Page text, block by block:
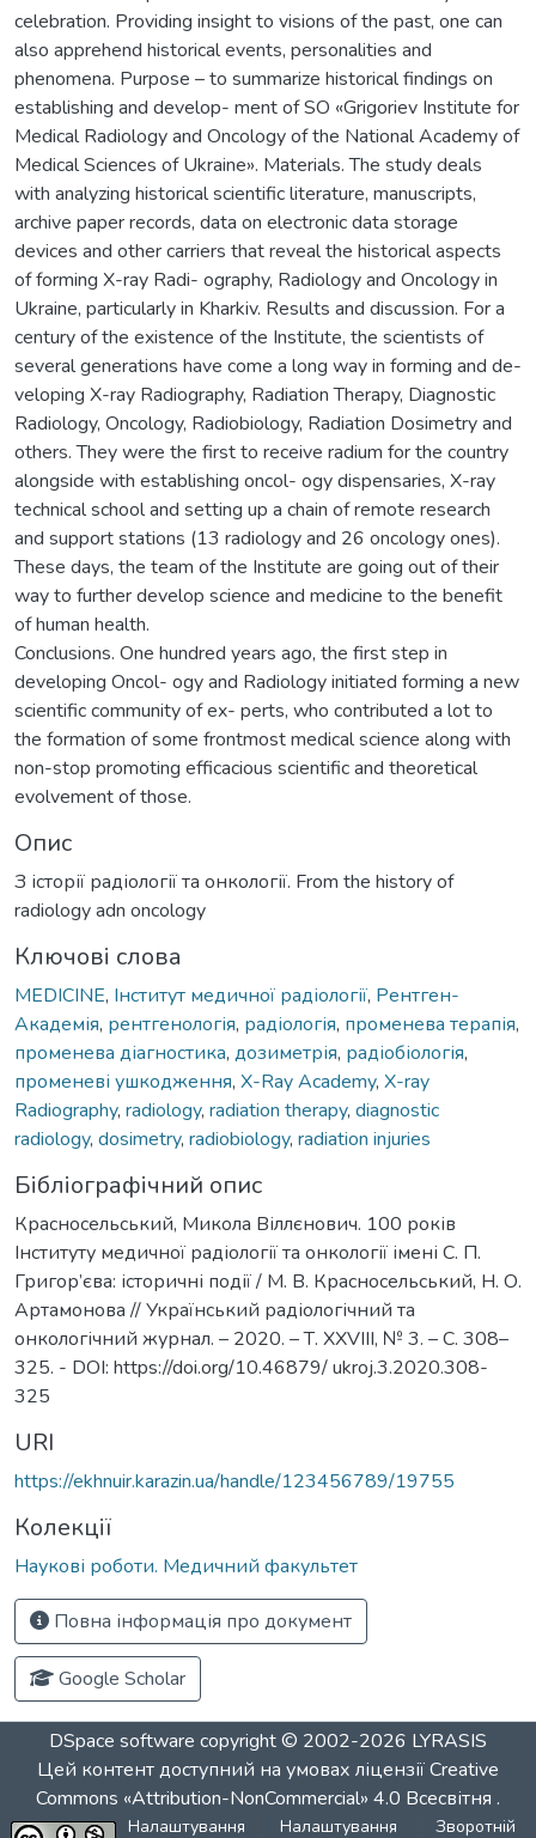
celebration. Providing insight to visions of the past, one can
also apprehend historical events, personalities and
phenomena. Purpose – to summarize historical findings on
establishing and develop- ment of SO «Grigoriev Institute for
Medical Radiology and Oncology of the National Academy of
Medical Sciences of Ukraine». Materials. The study deals
with analyzing historical scientific literature, manuscripts,
archive paper records, data on electronic data storage
devices and other carriers that reveal the historical aspects
of forming X-ray Radi- ography, Radiology and Oncology in
Ukraine, particularly in Kharkiv. Results and discussion. For a
century of the existence of the Institute, the scientists of
several generations have come a long way in forming and de-
veloping X-ray Radiography, Radiation Therapy, Diagnostic
Radiology, Oncology, Radiobiology, Radiation Dosimetry and
others. They were the first to receive radium for the country
alongside with establishing oncol- ogy dispensaries, X-ray
technical school and setting up a chain of remote research
and support stations (13 radiology and 26 oncology ones).
These days, the team of the Institute are going out of their
way to further develop science and medicine to the benefit
of human health.
Conclusions. One hundred years ago, the first step in
developing Oncol- ogy and Radiology initiated forming a new
scientific community of ex- perts, who contributed a lot to
the formation of some frontmost medical science along with
non-stop promoting efficacious scientific and theoretical
evolvement of those.
Опис
З історії радіології та онкології. From the history of
radiology adn oncology
Ключові слова
MEDICINE, Інститут медичної радіології, Рентген-
Академія, рентгенологія, радіологія, променева терапія,
променева діагностика, дозиметрія, радіобіологія,
променеві ушкодження, X-Ray Academy, X-ray
Radiography, radiology, radiation therapy, diagnostic
radiology, dosimetry, radiobiology, radiation injuries
Бібліографічний опис
Красносельський, Микола Віллєнович. 100 років
Інституту медичної радіології та онкології імені С. П.
Григор’єва: історичні події / М. В. Красносельський, Н. О.
Артамонова // Український радіологічний та
онкологічний журнал. – 2020. – Т. XXVIII, № 3. – С. 308–
325. - DOI: https://doi.org/10.46879/ ukroj.3.2020.308-
325
URI
https://ekhnuir.karazin.ua/handle/123456789/19755
Колекції
Наукові роботи. Медичний факультет
Повна інформація про документ
Google Scholar
DSpace software copyright © 2002-2026 LYRASIS
Цей контент доступний на умовах ліцензіїCreative
Commons «Attribution-NonCommercial» 4.0 Всесвітня .
Налаштування Налаштування Зворотній